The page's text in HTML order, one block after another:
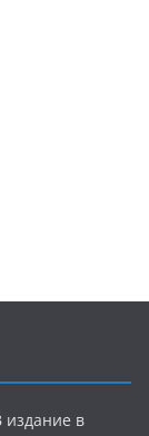
издание в